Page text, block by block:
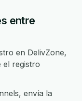
entre
en DelivZone,
el registro
envía la